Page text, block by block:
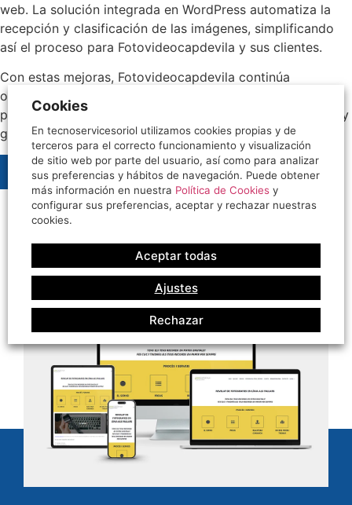
web. La solución integrada en WordPress automatiza la
recepción y clasificación de las imágenes, simplificando
así el proceso para Fotovideocapdevila y sus clientes.
Con estas mejoras, Fotovideocapdevila continúa
ofreciendo servicios de calidad y soluciones innovadoras
para satisfacer las necesidades cambiantes del mercado y
garantizar una experiencia excepcional para sus clientes.
CONTACTAR
Cookies
En tecnoservicesoriol utilizamos cookies propias y de
terceros para el correcto funcionamiento y visualización
de sitio web por parte del usuario, así como para analizar
sus preferencias y hábitos de navegación. Puede obtener
más información en nuestra Política de Cookies y
configurar sus preferencias, aceptar y rechazar nuestras
cookies.
Ajustes
Rechazar
Aceptar todas